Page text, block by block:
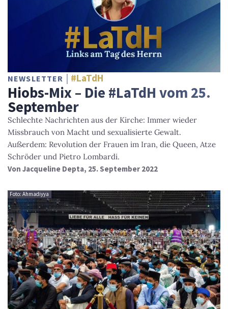
NEWSLETTER #LaTdH
Hiobs-Mix – Die #LaTdH vom 25.
September
Schlechte Nachrichten aus der Kirche: Immer wieder
Missbrauch von Macht und sexualisierte Gewalt.
Außerdem: Revolution der Frauen im Iran, die Queen, Atze
Schröder und Pietro Lombardi.
Von Jacqueline Depta, 25. September 2022
Foto: Ahmadiyya